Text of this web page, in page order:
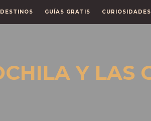
DESTINOS GUÍAS GRATIS CURIOSIDADES